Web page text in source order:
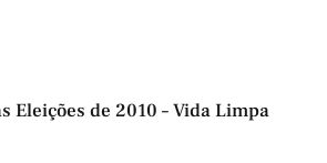
Eleições de 2010 – Vida Limpa